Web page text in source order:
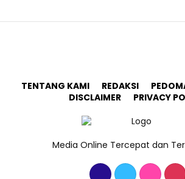
TENTANG KAMI REDAKSI
DISCLAIMER
PRIVACY
Media Online Tercepat dan